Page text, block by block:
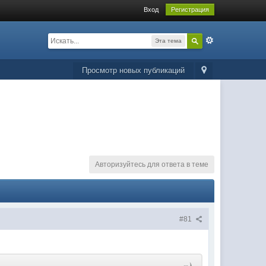
Вход Регистрация
Эта тема
Просмотр новых публикаций
Авторизуйтесь для ответа в теме
#81